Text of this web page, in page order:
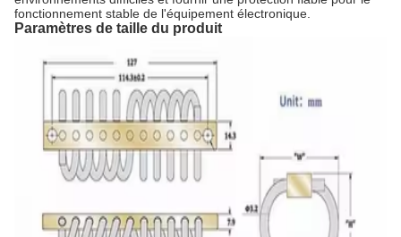
fonctionnement stable de l'équipement électronique.
Paramètres de taille du produit